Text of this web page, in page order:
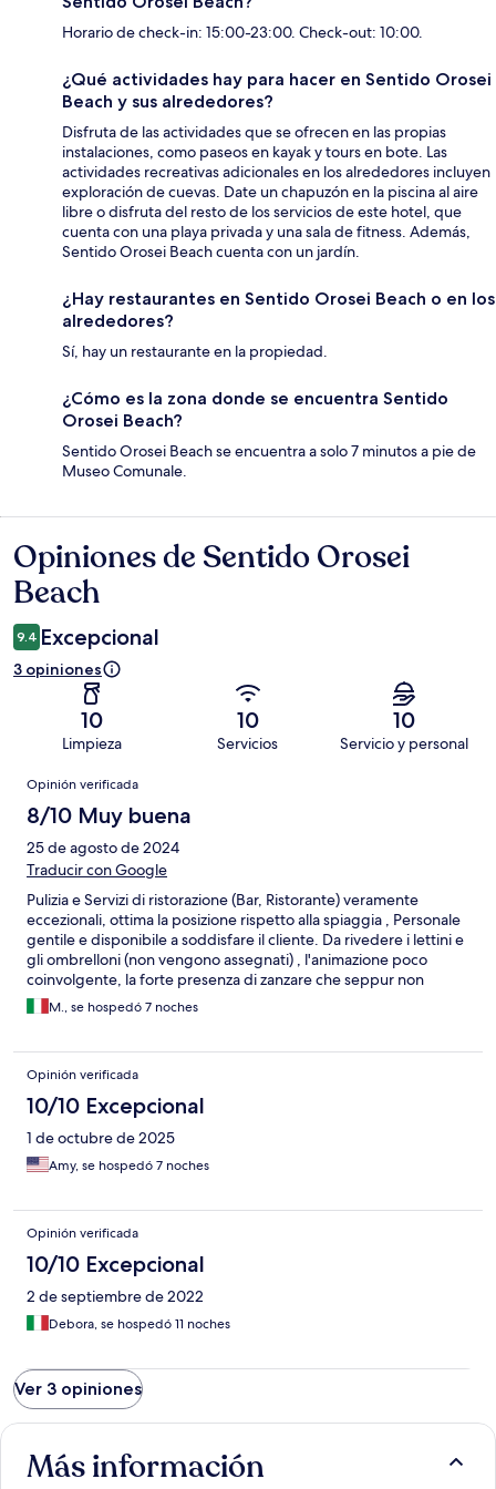
Horario de check-in: 15:00-23:00. Check-out: 10:00.
¿Qué actividades hay para hacer en Sentido Orosei
Beach y sus alrededores?
Disfruta de las actividades que se ofrecen en las propias
instalaciones, como paseos en kayak y tours en bote. Las
actividades recreativas adicionales en los alrededores incluyen
exploración de cuevas. Date un chapuzón en la piscina al aire
libre o disfruta del resto de los servicios de este hotel, que
cuenta con una playa privada y una sala de fitness. Además,
Sentido Orosei Beach cuenta con un jardín.
¿Hay restaurantes en Sentido Orosei Beach o en los
alrededores?
Sí, hay un restaurante en la propiedad.
¿Cómo es la zona donde se encuentra Sentido
Orosei Beach?
Sentido Orosei Beach se encuentra a solo 7 minutos a pie de
Museo Comunale.
Opiniones
Opiniones de Sentido Orosei
Beach
9.4 Excepcional
3 opiniones
10
Limpieza
10
Servicios
10
Servicio y personal
Opiniones
Opinión verificada
8/10 Muy buena
25 de agosto de 2024
Traducir con Google
Pulizia e Servizi di ristorazione (Bar, Ristorante) veramente
eccezionali, ottima la posizione rispetto alla spiaggia , Personale
gentile e disponibile a soddisfare il cliente. Da rivedere i lettini e
gli ombrelloni (non vengono assegnati) , l'animazione poco
coinvolgente, la forte presenza di zanzare che seppur non
infastidiscono il soggiorno (siamo comunque immerso nel.verde)
, sono tante e andrebbe ricercata una soluzione definitiva.
M., se hospedó 7 noches
Opinión verificada
10/10 Excepcional
1 de octubre de 2025
Amy, se hospedó 7 noches
Opinión verificada
10/10 Excepcional
2 de septiembre de 2022
Debora, se hospedó 11 noches
Ver 3 opiniones
Más información